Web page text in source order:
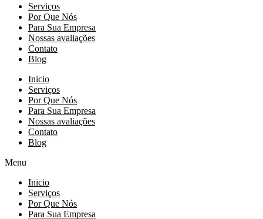
Serviços
Por Que Nós
Para Sua Empresa
Nossas avaliações
Contato
Blog
Inicio
Serviços
Por Que Nós
Para Sua Empresa
Nossas avaliações
Contato
Blog
Menu
Inicio
Serviços
Por Que Nós
Para Sua Empresa